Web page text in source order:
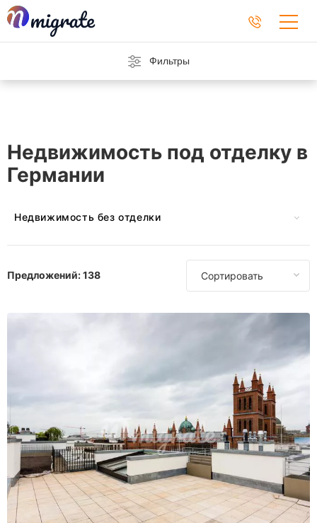
Фильтры
Недвижимость под отделку в
Германии
Недвижимость без отделки
На Барбадосе В Черногории
На Мальте
На Маврикии В Монако
В Португалии В Шотландии
В Сингапуре В Испании
Предложений:138 Сортировать